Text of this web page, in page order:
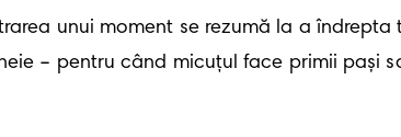
unui moment se rezumă la a
– pentru când micuțul face primii pași